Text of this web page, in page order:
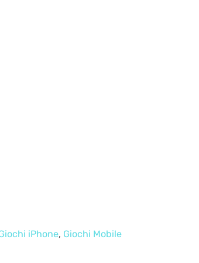
iPhone, Giochi Mobile